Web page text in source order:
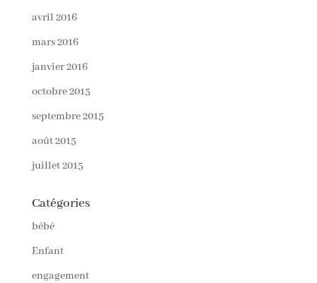
avril 2016
mars 2016
janvier 2016
octobre 2015
septembre 2015
août 2015
juillet 2015
Catégories
bébé
Enfant
engagement